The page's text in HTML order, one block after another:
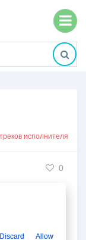
исполнителя
0
Discard Allow